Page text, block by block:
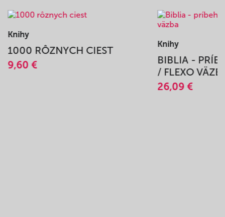
Knihy
1000 RÔZNYCH CIEST
9,60 €
Knihy
BIBLIA -
/ FLEXO
26,09 €